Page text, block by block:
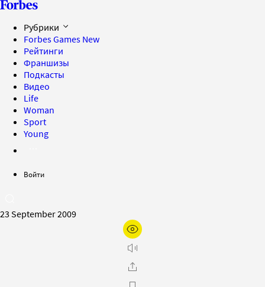
Рубрики
Forbes Games New
Рейтинги
Франшизы
Подкасты
Видео
Life
Woman
Sport
Young
Войти
23 September 2009